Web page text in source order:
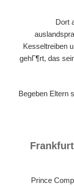
Dort
Kesseltreiben
gehГ¶rt, das
Begeben Eltern
Prince